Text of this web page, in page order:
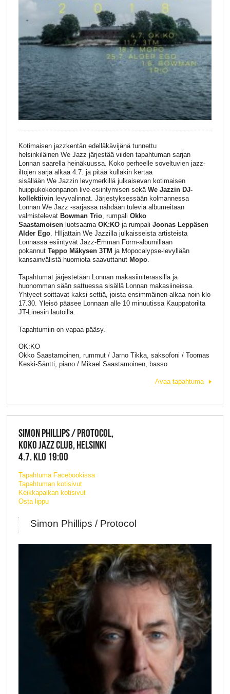
Kotimaisen jazzkentän edelläkävijänä tunnettu
helsinkiläinen We Jazz järjestää viiden tapahtuman sarjan
Lonnan saarella heinäkuussa. Koko perheelle soveltuvien jazz-
iltojen sarja alkaa 4.7. ja pitää kullakin kertaa
sisällään WeJazzin levymerkillä julkaisevan kotimaisen
huippukokoonpanon live-esiintymisen sekä WeJazzin DJ-
kollektiivinlevyvalinnat. Järjestyksessään kolmannessa
Lonnan We Jazz -sarjassa nähdään tulevia albumeitaan
valmistelevat Bowman Trio, rumpali Okko
Saastamoisenluotsaama OK:KO ja rumpali Joonas Leppäsen
Alder Ego. HIljattain WeJazzilla julkaisseista artisteista
Lonnassa esiintyvät Jazz-Emman Form-albumillaan
pokannut Teppo Mäkysen 3TM ja Mopocalypse-levyllään
kansainvälistä huomiota saavuttanut Mopo.
Tapahtumat järjestetään Lonnan makasiiniterassilla ja
huonomman sään sattuessa sisällä Lonnan makasiineissa.
Yhtyeet soittavat kaksi settiä, joista ensimmäinen alkaa noin klo
17.30. Yleisö pääsee Lonnaan alle 10 minuutissa Kauppatorilta
JT-Linesin lautoilla.
Tapahtumiin on vapaa pääsy.
OK:KO
Okko Saastamoinen, rummut / Jarno Tikka, saksofoni / Toomas
Keski-Säntti, piano / Mikael Saastamoinen, basso
Avaa tapahtuma
SIMON PHILLIPS / PROTOCOL,
KOKO JAZZ CLUB, HELSINKI
4.7. KLO 19:00
Tapahtuma Facebookissa
Tapahtuman kotisivut
Keikkapaikan kotisivut
Osta lippu
Simon Phillips / Protocol